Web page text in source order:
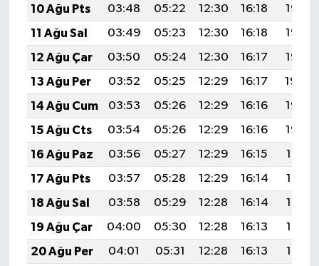
10 Ağu Pts
03:48 05:22 12:30 16:18
19:28
11 Ağu Sal
03:49 05:23 12:30 16:18
19:27
12 Ağu Çar
03:50 05:24 12:30 16:17
19:26
13 Ağu Per
03:52 05:25 12:29 16:17
19:24
14 Ağu Cum
03:53 05:26 12:29 16:16
19:23
15 Ağu Cts
03:54 05:26 12:29 16:16
19:22
16 Ağu Paz
03:56 05:27 12:29 16:15
19:21
17 Ağu Pts
03:57 05:28 12:29 16:14
19:19
18 Ağu Sal
03:58 05:29 12:28 16:14
19:18
19 Ağu Çar
04:00 05:30 12:28 16:13
19:17
20 Ağu Per
04:01 05:31 12:28 16:13
19:15